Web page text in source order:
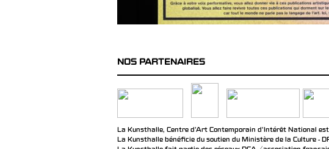
NOS PARTENAIRES
La Kunsthalle, Centre d’Art Contemporain d’Intérêt National
La Kunsthalle bénéficie du soutien du Ministère de la Culture -